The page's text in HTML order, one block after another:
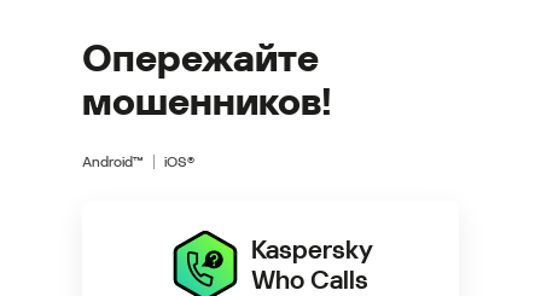
Опережайте
мошенников!
Android™ iOS®
Kaspersky
Who Calls